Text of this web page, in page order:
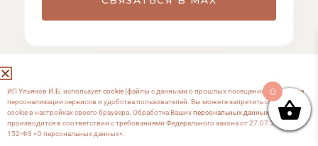
0
ИП Ульянов И.Б. используетcookie(файлы с данными о прошлых посещениях сайта) для
персонализации сервисов и удобства пользователей. Вы можете запретить сохранение
cookie в настройках своего браузера. Обработка Вашихперсональных данных
производится в соответствии с требованиями Федерального закона от 27.07.2006 №
152-Ф3 «О персональных данных».